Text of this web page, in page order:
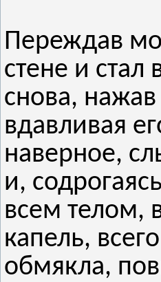
Переждав
стене и стал
снова,
вдавливая
наверное,
и,
всем телом,
капель,
обмякла,